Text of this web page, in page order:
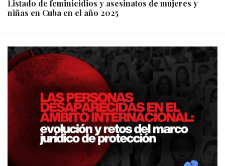
Listado de feminicidios y asesinatos de mujeres y
niñas en Cuba en el año 2025